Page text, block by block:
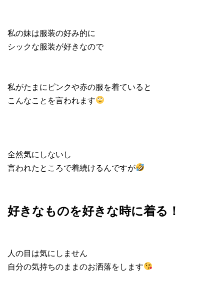
私の妹は服装の好み的に
シックな服装が好きなので
私がたまにピンクや赤の服を着ていると
こんなことを言われます
全然気にしないし
言われたところで着続けるんですが
好きなものを好きな時に着る！
人の目は気にしません
自分の気持ちのままのお洒落をします